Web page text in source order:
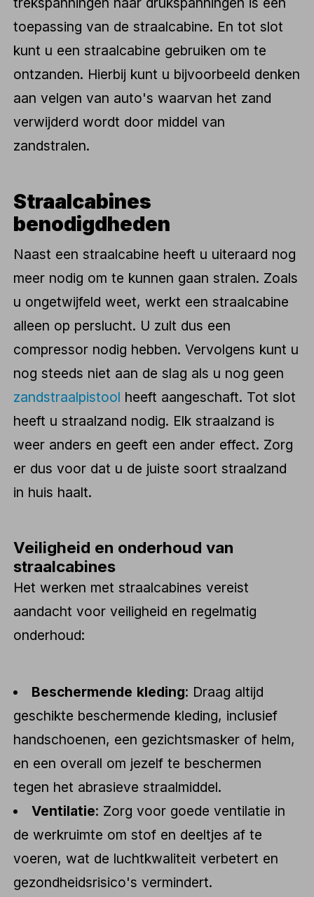
toepassing van de straalcabine. En tot slot
kunt u een straalcabine gebruiken om te
ontzanden. Hierbij kunt u bijvoorbeeld denken
aan velgen van auto's waarvan het zand
verwijderd wordt door middel van
zandstralen.
Straalcabines
benodigdheden
Naast een straalcabine heeft u uiteraard nog
meer nodig om te kunnen gaan stralen. Zoals
u ongetwijfeld weet, werkt een straalcabine
alleen op perslucht. U zult dus een
compressor nodig hebben. Vervolgens kunt u
nog steeds niet aan de slag als u nog geen
zandstraalpistool heeft aangeschaft. Tot slot
heeft u straalzand nodig. Elk straalzand is
weer anders en geeft een ander effect. Zorg
er dus voor dat u de juiste soort straalzand
in huis haalt.
Veiligheid en onderhoud van
straalcabines
Het werken met straalcabines vereist
aandacht voor veiligheid en regelmatig
onderhoud:
Beschermende kleding: Draag altijd
geschikte beschermende kleding, inclusief
handschoenen, een gezichtsmasker of helm,
en een overall om jezelf te beschermen
tegen het abrasieve straalmiddel.
Ventilatie: Zorg voor goede ventilatie in
de werkruimte om stof en deeltjes af te
voeren, wat de luchtkwaliteit verbetert en
gezondheidsrisico's vermindert.